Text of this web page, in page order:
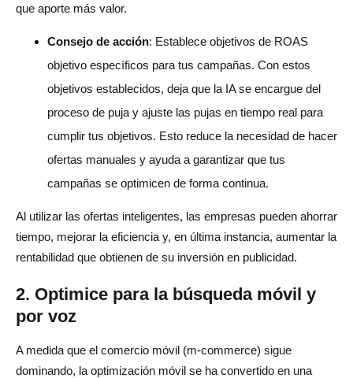
que aporte más valor.
Consejo de acción: Establece objetivos de ROAS
objetivo específicos para tus campañas. Con estos
objetivos establecidos, deja que la IA se encargue del
proceso de puja y ajuste las pujas en tiempo real para
cumplir tus objetivos. Esto reduce la necesidad de hacer
ofertas manuales y ayuda a garantizar que tus
campañas se optimicen de forma continua.
Al utilizar las ofertas inteligentes, las empresas pueden ahorrar
tiempo, mejorar la eficiencia y, en última instancia, aumentar la
rentabilidad que obtienen de su inversión en publicidad.
2. Optimice para la búsqueda móvil y
por voz
A medida que el comercio móvil (m-commerce) sigue
dominando, la optimización móvil se ha convertido en una